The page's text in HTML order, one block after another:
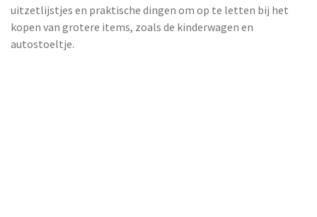
uitzetlijstjes en praktische dingen om op te letten bij het
kopen van grotere items, zoals de kinderwagen en
autostoeltje.